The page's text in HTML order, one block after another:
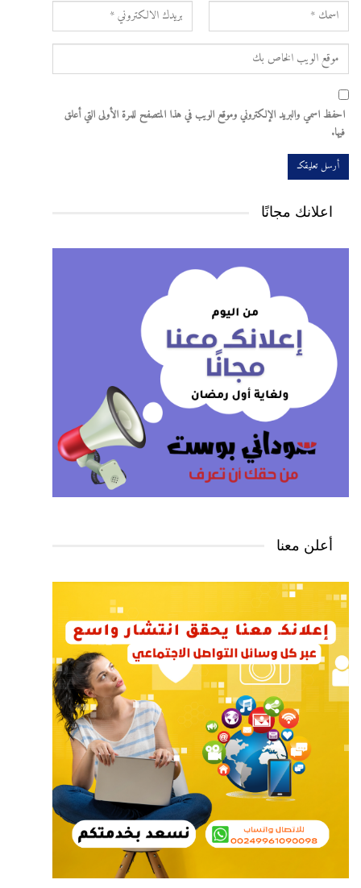
احفظ اسمي والبريد الإلكتروني وموقع الويب في هذا المتصفح للمرة الأولى التي أعلق
فيها.
اعلانك مجانًا
أعلن معنا